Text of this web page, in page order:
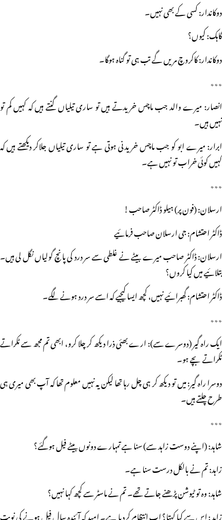
دوکاندار: کسی کے بھی نہیں۔
گاہک: کیوں؟
دوکاندار: کاکروچ مریں گے تب ہی تو گناہ ہوگا۔
٭٭٭
انصار: میرے والد جب ماچس خریدتے ہیں تو ساری تیلیاں گنتے ہیں کہ کہیں کم تو
نہیں ہیں۔
ابرار: میرے ابو کو جب ماچس خریدنی ہوتی ہے تو ساری تیلیاں جلاکر دیکھتے ہیں کہ
کہیں کوئی خراب تو نہیں ہے۔
٭٭٭
ارسلان: (فون پر) ہیلو ڈاکٹر صاحب!
ڈاکٹر احتشام: جی ارسلان صاحب فرمائیے
ارسلان: ڈاکٹر صاحب میرے بیٹے نے غلطی سے سر درد کی پانچ گولیاں نگل لی ہیں۔
بتلائیے میں کیا کروں؟
ڈاکٹر احتشام: گھبرائیے نہیں، کچھ ایسا کیجیے کہ اسے سر درد ہونے لگے۔
٭٭٭
ایک راہ گیر (دوسرے سے): ارے بھئی ذرا دیکھ کر چلا کرو، ابھی تم مجھ سے ٹکراتے
ٹکراتے بچے ہو۔
دوسرا راہ گیر: میں تو دیکھ کر ہی چل رہا تھا لیکن یہ نہیں معلوم تھا کہ آپ بھی میری ہی
طرح چلتے ہیں۔
٭٭٭
شاہد: (اپنے دوست زاہد سے) سنا ہے تمہارے دونوں بیٹے فیل ہوگئے؟
زاہد: تم نے بالکل درست سنا ہے۔
شاہد: وہ تو ٹیوشن پڑھنے جاتے تھے۔ تم نے ماسٹر سے کچھ کہا نہیں؟
زاہد : اس سے کیا کہتا؟ اب انتظام کردیا ہے۔ امید کہ آئندہ سال فیل ہونے کی نوبت